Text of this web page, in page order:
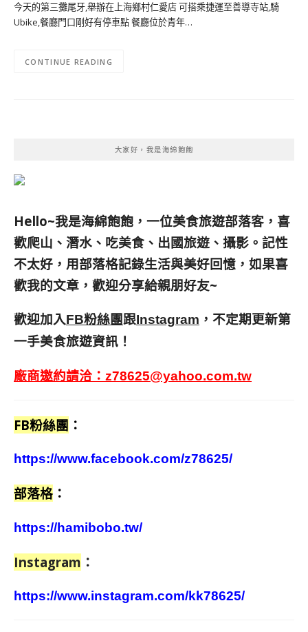
今天的第三攤尾牙,舉辦在上海鄉村仁愛店 可搭乘捷運至善導寺站,騎
Ubike,餐廳門口剛好有停車點 餐廳位於青年…
CONTINUE READING
大家好，我是海綿飽飽
Hello~我是海綿飽飽，一位美食旅遊部落客， 喜
歡爬山、潛水、吃美食、出國旅遊、攝影。 記性
不太好，用部落格記錄生活與美好回憶， 如果喜
歡我的文章，歡迎分享給親朋好友~
歡迎加入FB粉絲團跟Instagram ，不定期更新第
一手美食旅遊資訊！
廠商邀約請洽： z78625@yahoo.com.tw
FB粉絲團 ：
https://www.facebook.com/z78625/
部落格 ：
https://hamibobo.tw/
Instagram ：
https://www.instagram.com/kk78625/